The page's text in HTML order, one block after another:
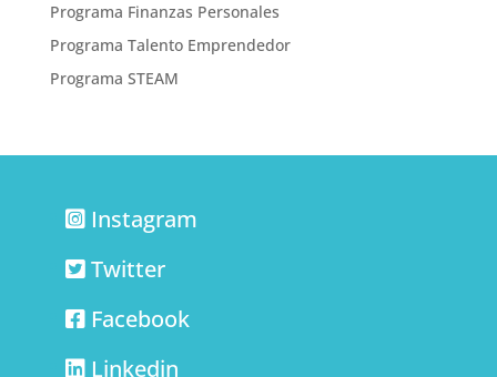
Programa Finanzas Personales
Programa Talento Emprendedor
Programa STEAM
Instagram
Twitter
Facebook
Linkedin